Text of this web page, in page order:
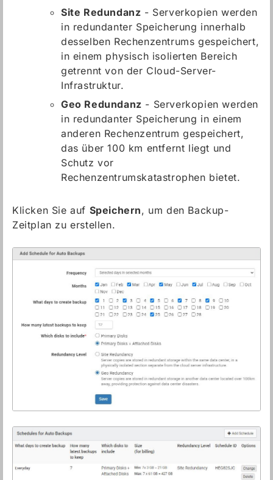
Site Redundanz - Serverkopien werden
in redundanter Speicherung innerhalb
desselben Rechenzentrums gespeichert,
in einem physisch isolierten Bereich
getrennt von der Cloud-Server-
Infrastruktur.
Geo Redundanz - Serverkopien werden
in redundanter Speicherung in einem
anderen Rechenzentrum gespeichert,
das über 100 km entfernt liegt und
Schutz vor
Rechenzentrumskatastrophen bietet.
Klicken Sie auf Speichern, um den Backup-
Zeitplan zu erstellen.